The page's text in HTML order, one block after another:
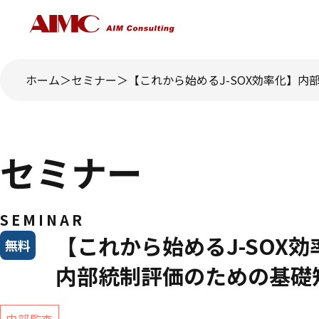
ホーム セミナー 【これから始めるJ-SOX効率化】
セミナー
SEMINAR
【これから始めるJ-SOX
内部統制評価のための基
無料